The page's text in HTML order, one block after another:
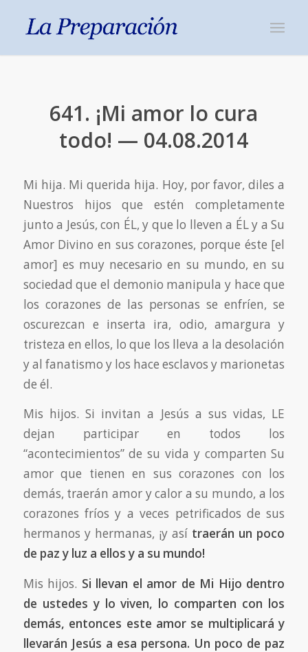
641. ¡Mi amor lo cura
todo! — 04.08.2014
Mi hija. Mi querida hija. Hoy, por favor, diles a
Nuestros hijos que estén completamente
junto a Jesús, con ÉL, y que lo lleven a ÉL y a Su
Amor Divino en sus corazones, porque éste [el
amor] es muy necesario en su mundo, en su
sociedad que el demonio manipula y hace que
los corazones de las personas se enfríen, se
oscurezcan e inserta ira, odio, amargura y
tristeza en ellos, lo que los lleva a la desolación
y al fanatismo y los hace esclavos y marionetas
de él.
Mis hijos. Si invitan a Jesús a sus vidas, LE
dejan participar en todos los
“acontecimientos” de su vida y comparten Su
amor que tienen en sus corazones con los
demás, traerán amor y calor a su mundo, a los
corazones fríos y a veces petrificados de sus
hermanos y hermanas, ¡y así traerán un poco
de paz y luz a ellos y a su mundo!
Mis hijos. Si llevan el amor de Mi Hijo dentro
de ustedes y lo viven, lo comparten con los
demás, entonces este amor se multiplicará y
llevarán Jesús a esa persona. Un poco de paz